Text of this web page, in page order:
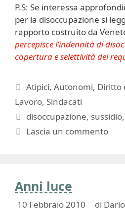
P.S: Se interessa
per la disoccupazione si
rapporto costruito da
percepisce l’indennità di
copertura e selettività dei
Categorie
Atipici,Autonomi, Diritto
Lavoro, Sindacati
Tag
disoccupazione, sussidio
Lascia un commento
Anni luce
10 Febbraio 2010 di